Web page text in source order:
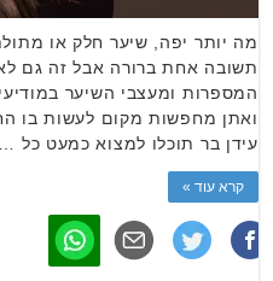
מה יותר יפה, שיער חלק או
תשובה אחת ברורה אבל זה גם
המספרות ומעצבי השיער
ואתן מחפשות מקום לעשות בו
עידן בר תוכלו למצוא כמעט כל …
קרא עוד »